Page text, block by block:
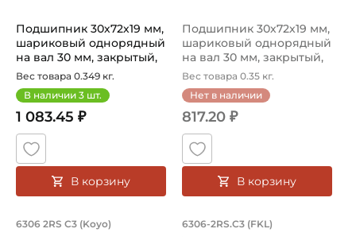
Подшипник 30х72х19 мм,
шариковый однорядный
на вал 30 мм, закрытый,
уве...
Вес товара 0.349 кг.
В наличии 3 шт.
1 083.45 ₽
В корзину
Подшипник 30х72х19 мм,
шариковый однорядный
на вал 30 мм, закрытый,
уве...
Вес товара 0.35 кг.
Нет в наличии
817.20 ₽
В корзину
Подшипник 30х72х19 мм, шариковый
6306 2RS C3 (Koyo) Подшипник
6306-2RS.C3 (FKL)